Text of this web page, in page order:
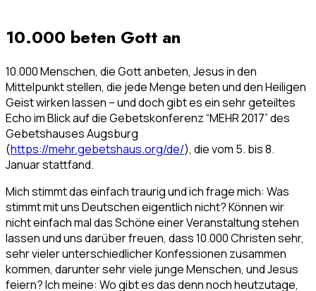
10.000 beten Gott an
10.000 Menschen, die Gott anbeten, Jesus in den
Mittelpunkt stellen, die jede Menge beten und den Heiligen
Geist wirken lassen – und doch gibt es ein sehr geteiltes
Echo im Blick auf die Gebetskonferenz “MEHR 2017” des
Gebetshauses Augsburg
(https://mehr.gebetshaus.org/de/), die vom 5. bis 8.
Januar stattfand.
Mich stimmt das einfach traurig und ich frage mich: Was
stimmt mit uns Deutschen eigentlich nicht? Können wir
nicht einfach mal das Schöne einer Veranstaltung stehen
lassen und uns darüber freuen, dass 10.000 Christen sehr,
sehr vieler unterschiedlicher Konfessionen zusammen
kommen, darunter sehr viele junge Menschen, und Jesus
feiern? Ich meine: Wo gibt es das denn noch heutzutage,